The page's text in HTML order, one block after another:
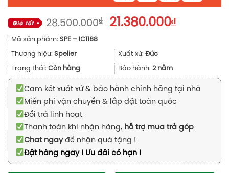
28.500.000₫
Giá
28.500.000₫.
21.380.000₫Giá
Mã sản phẩm: SPE – IC1188
Thương hiệu: Spelier Xuất xứ: Đức
Trạng thái: Còn hàng Bảo hành: 2 năm
Cam kết xuất xứ & bảo hành chính hãng tại nhà
Miễn phí vận chuyển & lắp đặt toàn quốc
Đổi trả linh hoạt
Thanh toán khi nhận hàng, hỗ trợ mua trả góp
Chat ngayđể nhận quà tặng !
Đặt hàng ngay ! Ưu đãi có hạn !